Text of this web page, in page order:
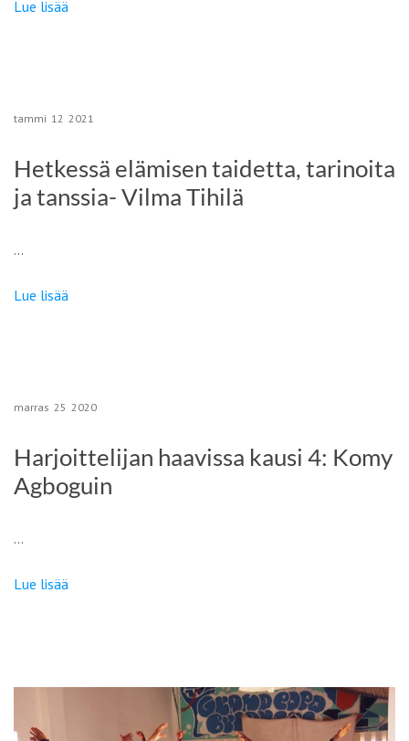
Lue lisää
tammi 12 2021
Hetkessä elämisen taidetta, tarinoita
ja tanssia- Vilma Tihilä
…
Lue lisää
marras 25 2020
Harjoittelijan haavissa kausi 4: Komy
Agboguin
…
Lue lisää